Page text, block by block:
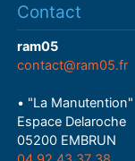
Contact
ram05
contact@ram05.fr
• "La Manutention"
Espace Delaroche
05200 EMBRUN